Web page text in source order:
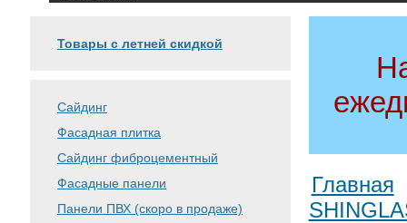
Товары с летней скидкой
Сайдинг
Фасадная плитка
Сайдинг фиброцементный
Фасадные панели
Панели ПВХ (скоро в продаже)
Главная